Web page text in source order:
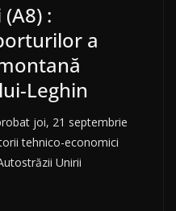
:
a
Leghin
joi, 21 septembrie
tehnico-economici
Unirii